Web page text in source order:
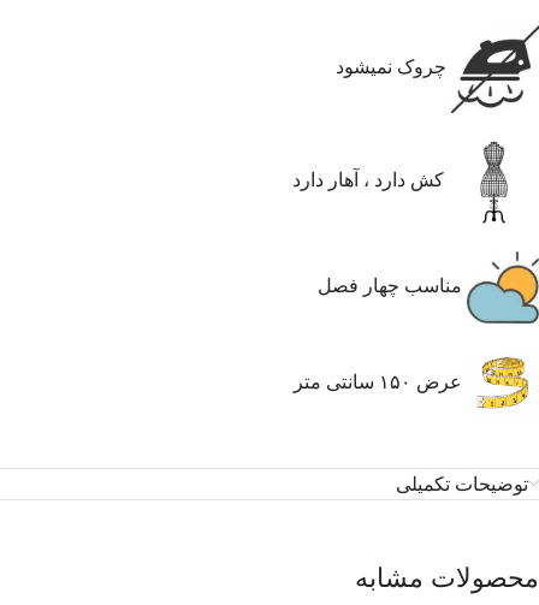
چروک نمیشود
کش دارد ، آهار دارد
مناسب چهار فصل
عرض ۱۵۰ سانتی متر
توضیحات تکمیلی
محصولات مشابه